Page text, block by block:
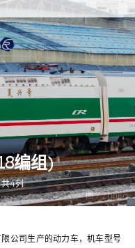
图 / Zhaisa
编组)
4列
公司生产的动力车，机车型号